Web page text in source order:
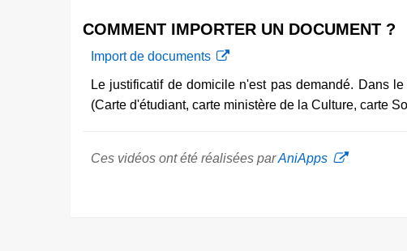
COMMENT IMPORTER UN DOCUMENT ?
Import de documents
Le justificatif de domicile n'est pas demandé. Dans
(Carte d'étudiant, carte ministère de la Culture, carte
Ces vidéos ont été réalisées parAniApps